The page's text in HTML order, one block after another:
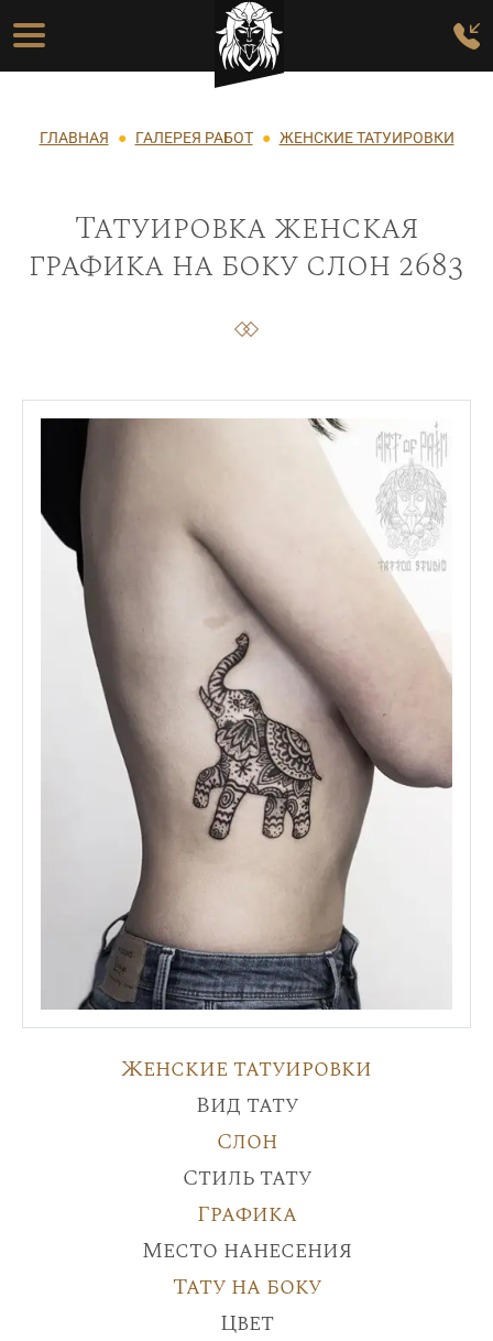
Перейти к основному содержанию
Основная навигация
Строка навигации
ГЛАВНАЯ ГАЛЕРЕЯ РАБОТ ЖЕНСКИЕ ТАТУИРОВКИ
Татуировка женская
графика на боку слон 2683
Женские татуировки
Вид тату
Слон
Стиль тату
Графика
Место нанесения
Тату на боку
Цвет